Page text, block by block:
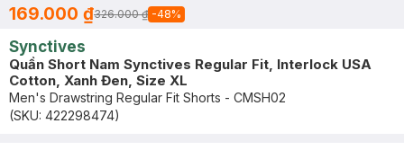
169.000 ₫326.000 ₫ -48%
Synctives
Quần Short Nam Synctives Regular Fit, Interlock USA
Cotton, Xanh Đen, Size XL
Men's Drawstring Regular Fit Shorts - CMSH02
(SKU: 422298474)